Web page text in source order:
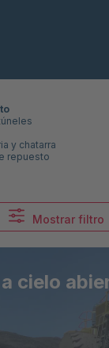
y chatarra
repuesto
Mostrar filtro
cielo